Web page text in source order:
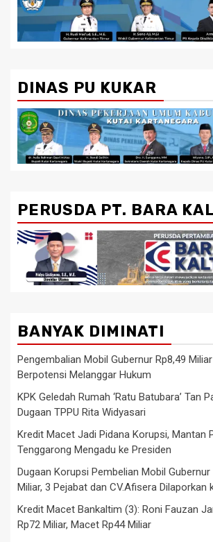
DINAS PU KUKAR
PERUSDA PT. BARA
BANYAK DIMINATI
Pengembalian Mobil Gubernur Rp8,49
Berpotensi Melanggar Hukum
KPK Geledah Rumah ‘Ratu Batubara’ Tan
Dugaan TPPU Rita Widyasari
Kredit Macet Jadi Pidana Korupsi, Mantan
Tenggarong Mengadu ke Presiden
Dugaan Korupsi Pembelian Mobil Gubernur
Miliar, 3 Pejabat dan CV.Afisera Dilaporkan
Kredit Macet Bankaltim (3): Roni Fauzan
Rp72 Miliar, Macet Rp44 Miliar